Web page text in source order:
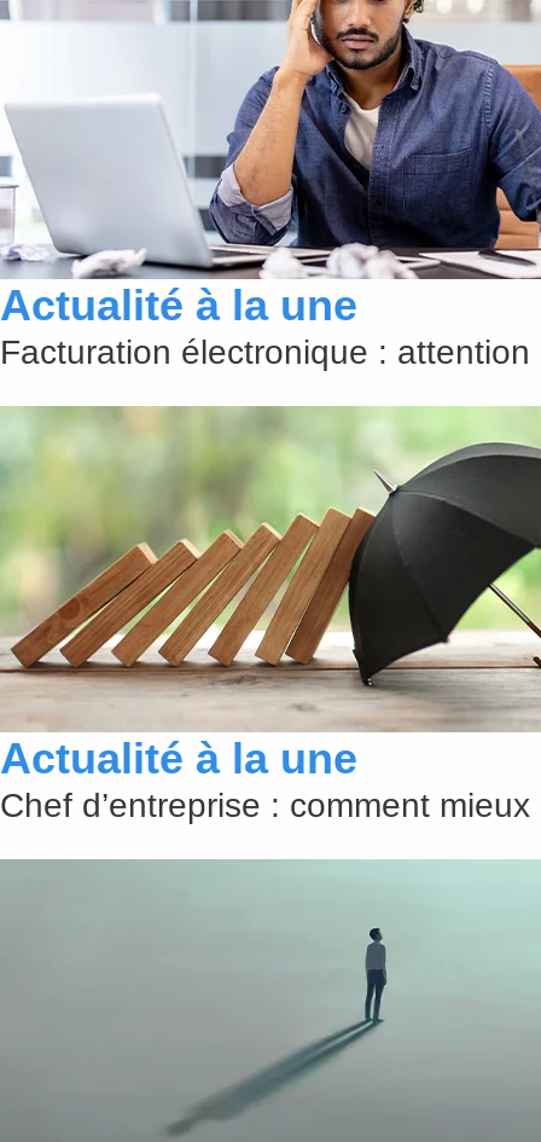
Actualité à la une
Facturation électronique :
Actualité à la une
Chef d’entreprise : comment